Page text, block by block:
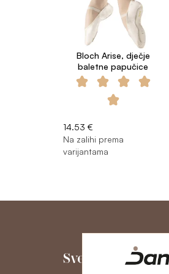
Bloch Arise, dječje
baletne papučice
14.53 €
Na zalihi prema
varijantama
Sve o kupnji